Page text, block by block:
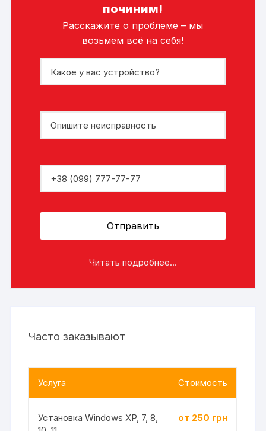
починим!
Расскажите о проблеме – мы
возьмем всё на себя!
Читать подробнее...
Часто заказывают
Услуга Стоимость
Установка Windows XP, 7, 8,
от 250 грн